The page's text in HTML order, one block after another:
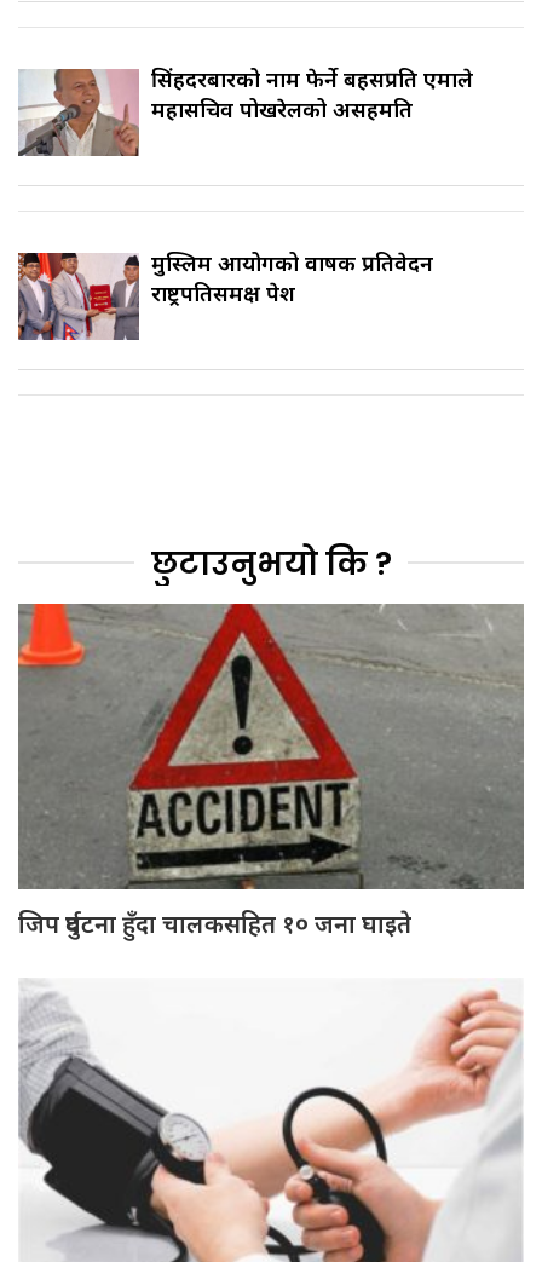
सिंहदरबारको नाम फेर्ने बहसप्रति एमाले
महासचिव पोखरेलको असहमति
मुस्लिम आयोगको वार्षिक प्रतिवेदन
राष्ट्रपतिसमक्ष पेश
छुटाउनुभयो कि ?
जिप दुर्घटना हुँदा चालकसहित १० जना घाइते